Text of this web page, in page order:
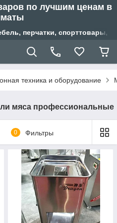
по лучшим ценам в
перчатки,
техника и оборудование
мяса профессиональные
0 Фильтры